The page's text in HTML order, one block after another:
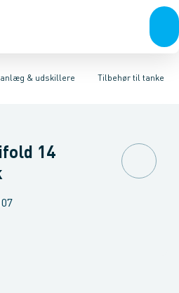
& udskillere
LinjeafvandingTanke,
Tilbehør til tanke
til tankeMini renseanlæg
Tilbehør til gravitationTilbehør til
14